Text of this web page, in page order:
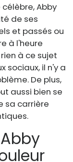
Abby
de ses
et passés ou
à l'heure
à ce sujet
sociaux, il n'y a
De plus,
aussi bien se
sa carrière